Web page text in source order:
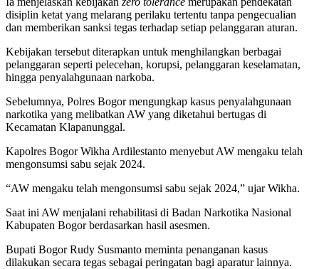
disiplin ketat yang melarang perilaku tertentu tanpa pengecualian
dan memberikan sanksi tegas terhadap setiap pelanggaran aturan.
Kebijakan tersebut diterapkan untuk menghilangkan berbagai
pelanggaran seperti pelecehan, korupsi, pelanggaran keselamatan,
hingga penyalahgunaan narkoba.
Sebelumnya, Polres Bogor mengungkap kasus penyalahgunaan
narkotika yang melibatkan AW yang diketahui bertugas di
Kecamatan Klapanunggal.
Kapolres Bogor Wikha Ardilestanto menyebut AW mengaku telah
mengonsumsi sabu sejak 2024.
“AW mengaku telah mengonsumsi sabu sejak 2024,” ujar Wikha.
Saat ini AW menjalani rehabilitasi di Badan Narkotika Nasional
Kabupaten Bogor berdasarkan hasil asesmen.
Bupati Bogor Rudy Susmanto meminta penanganan kasus
dilakukan secara tegas sebagai peringatan bagi aparatur lainnya.